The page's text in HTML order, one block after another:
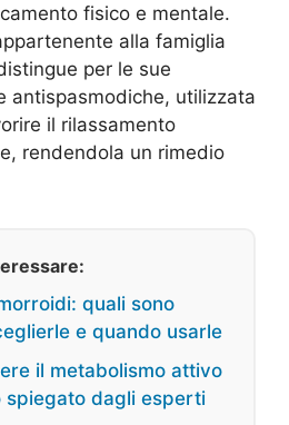
fisico e mentale.
alla famiglia
per le sue
antispasmodiche, utilizzata
il rilassamento
rendendola un rimedio
quali sono
e quando usarle
il metabolismo attivo
spiegato dagli esperti